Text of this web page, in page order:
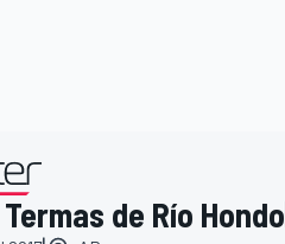
Termas de Río Hondo